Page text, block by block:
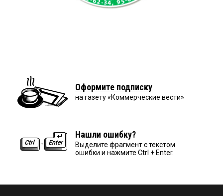
Оформите подписку
на газету «Коммерческие вести»
Нашли ошибку?
Выделите фрагмент с текстом
ошибки и нажмите Ctrl + Enter.